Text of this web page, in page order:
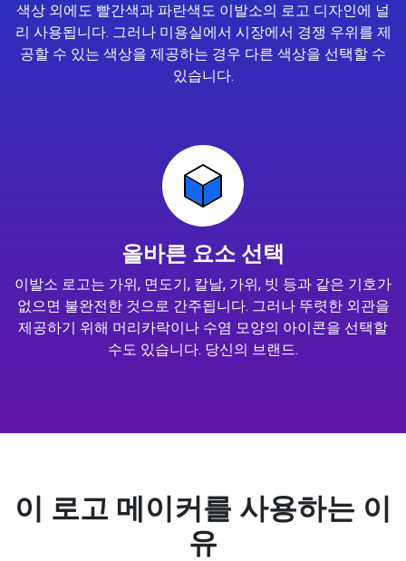
색상 외에도 빨간색과 파란색도 이발소의 로고 디자인에 널
리 사용됩니다. 그러나 미용실에서 시장에서 경쟁 우위를 제
공할 수 있는 색상을 제공하는 경우 다른 색상을 선택할 수
있습니다.
올바른 요소 선택
이발소 로고는 가위, 면도기, 칼날, 가위, 빗 등과 같은 기호가
없으면 불완전한 것으로 간주됩니다. 그러나 뚜렷한 외관을
제공하기 위해 머리카락이나 수염 모양의 아이콘을 선택할
수도 있습니다. 당신의 브랜드.
이 로고 메이커를 사용하는 이
유